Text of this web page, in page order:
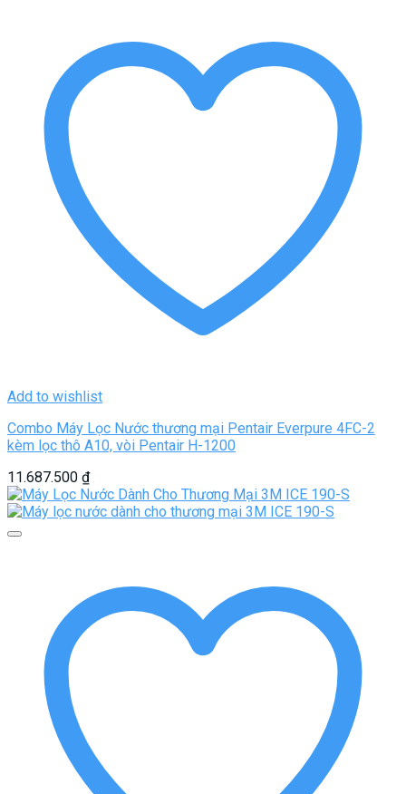
Add to wishlist
Combo Máy Lọc Nước thương mại Pentair Everpure 4FC-2
kèm lọc thô A10, vòi Pentair H-1200
11.687.500 ₫